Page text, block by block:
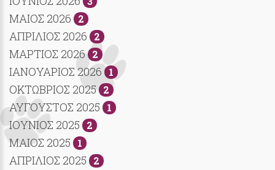
ΜΑΙΟΣ 2026 2
ΑΠΡΙΛΙΟΣ 2026 2
ΜΑΡΤΙΟΣ 2026 2
ΙΑΝΟΥΑΡΙΟΣ 2026 1
ΟΚΤΩΒΡΙΟΣ 2025 2
ΑΥΓΟΥΣΤΟΣ 2025 1
ΙΟΥΝΙΟΣ 2025 2
ΜΑΙΟΣ 2025 1
ΑΠΡΙΛΙΟΣ 2025 2